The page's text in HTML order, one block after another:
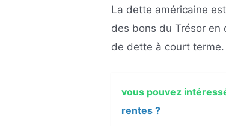
La dette américaine
des bons du Trésor en
de dette à court terme.
vous pouvez
rentes ?